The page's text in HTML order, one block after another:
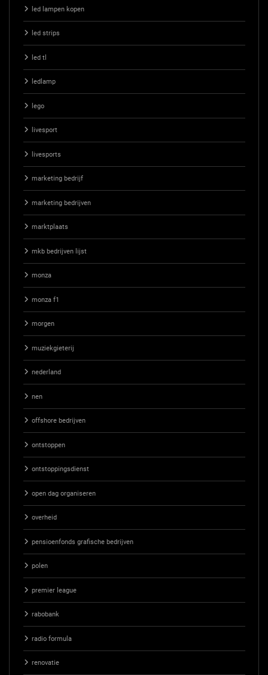
led lampen kopen
led strips
led tl
ledlamp
lego
livesport
livesports
marketing bedrijf
marketing bedrijven
marktplaats
mkb bedrijven lijst
monza
monza f1
morgen
muziekgieterij
nederland
nen
offshore bedrijven
ontstoppen
ontstoppingsdienst
open dag organiseren
overheid
pensioenfonds grafische bedrijven
polen
premier league
rabobank
radio formula
renovatie